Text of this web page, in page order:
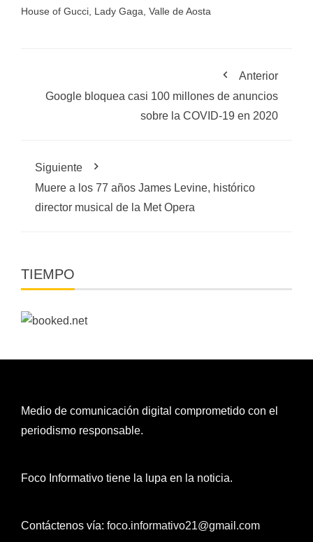
House of Gucci Lady Gaga Valle de Aosta
Anterior
Google bloquea casi 100 millones de anuncios
sobre la COVID-19 en 2020
Siguiente
Muere a los 77 años James Levine, histórico
director musical de la Met Opera
TIEMPO
Medio de comunicación digital comprometido con el
periodismo responsable.
Foco Informativo tiene la lupa en la noticia.
Contáctenos vía: foco.informativo21@gmail.com